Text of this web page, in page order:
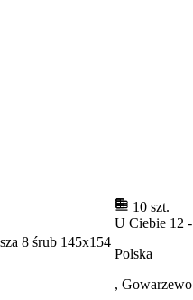
8 śrub 145x154
10 szt.
U Ciebie 12 -
Polska
, Gowarzewo